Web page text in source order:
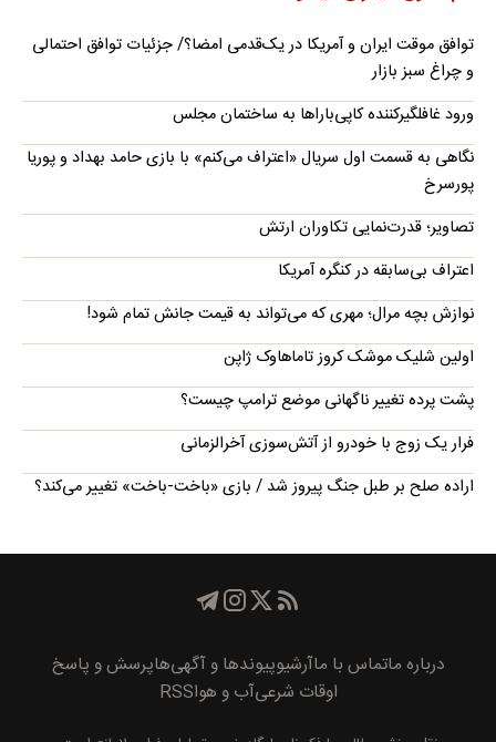
توافق موقت ایران و آمریکا در یک‌قدمی امضا؟/ جزئیات توافق احتمالی
و چراغ سبز بازار
ورود غافلگیرکننده کاپی‌باراها به ساختمان مجلس
نگاهی به قسمت اول سریال «اعتراف می‌کنم» با بازی حامد بهداد و پوریا
پورسرخ
تصاویر؛ قدرت‌نمایی تکاوران ارتش
اعتراف بی‌سابقه در کنگره آمریکا
نوازش بچه مرال؛ مهری که می‌تواند به قیمت جانش تمام شود!
اولین شلیک موشک کروز تاماهاوک ژاپن
پشت پرده تغییر ناگهانی موضع ترامپ چیست؟
فرار یک زوج با خودرو از آتش‌سوزی آخرالزمانی
اراده صلح بر طبل جنگ پیروز شد / بازی «باخت-باخت» تغییر می‌کند؟
درباره ماتماس با ماآرشیوپیوند‌ها و آگهی‌هاپرسش و پاسخ
اوقات شرعیآب و هواRSS